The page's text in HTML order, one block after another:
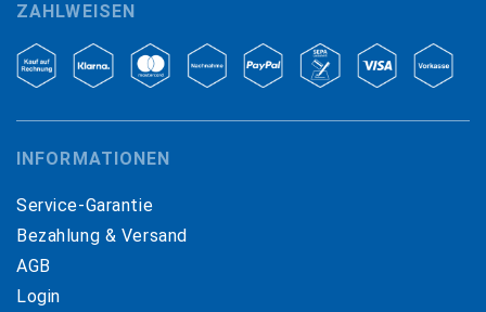
ZAHLWEISEN
INFORMATIONEN
Service-Garantie
Bezahlung & Versand
AGB
Login